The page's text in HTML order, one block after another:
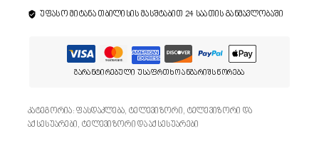
უფასო მიტანა თბილისის მასშტაბით 24 საათის განმავლობაში
გარანტირებული უსაფრთხო ანგარიშსწორება
კატეგორია:ფასდაკლება, ტელევიზორი, ტელევიზორი და
აქსესუარები, ტელევიზორი და აქსესუარები